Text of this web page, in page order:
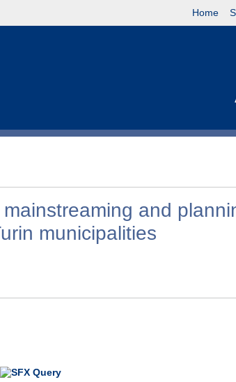
Home
and
municipalities